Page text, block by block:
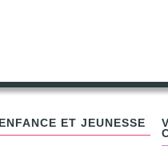
ENFANCE ET JEUNESSE